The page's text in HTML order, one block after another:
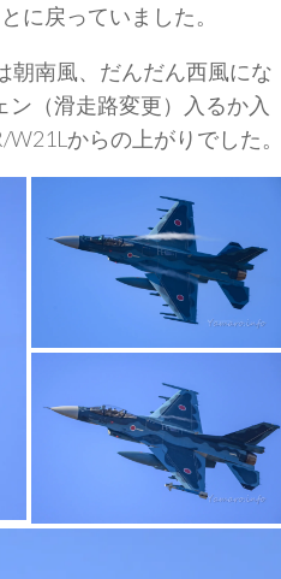
に戻っていました。
朝南風、だんだん西風にな
（滑走路変更）入るか入
からの上がりでした。